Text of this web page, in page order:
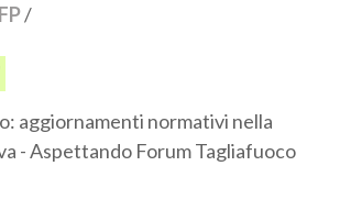
/
aggiornamenti normativi nella
- Aspettando Forum Tagliafuoco